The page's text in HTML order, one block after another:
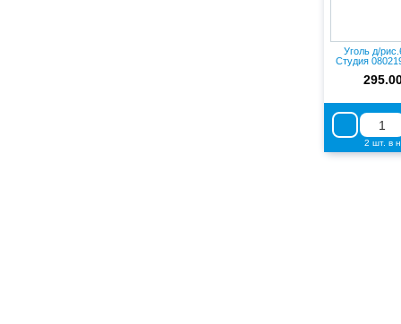
Уголь д/
Студия
2 шт. в